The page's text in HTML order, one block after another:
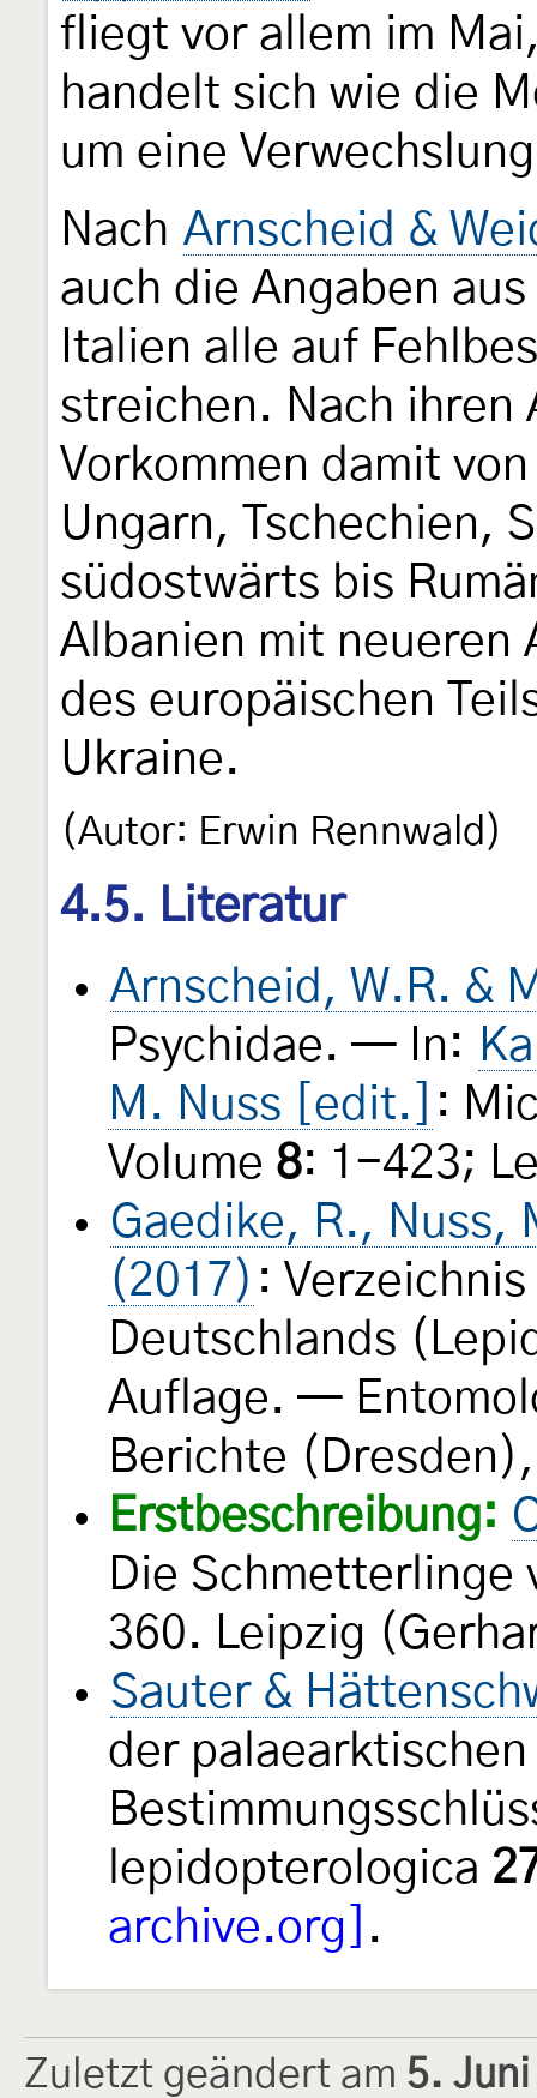
fliegt vor allem im
handelt sich wie die
um eine
Nach Arnscheid &
auch die Angaben
Italien alle auf
streichen. Nach ihren
Vorkommen damit
Ungarn, Tschechien,
südostwärts bis
Albanien mit neueren
des europäischen
Ukraine.
(Autor: Erwin Rennwald)
4.5. Literatur
Arnscheid, W.R. &
Psychidae. — In:
M. Nuss [edit.]
:
Volume 8: 1-423;
Gaedike, R., Nuss,
(2017) :
Deutschlands
Auflage. —
Berichte
Erstbeschreibung:
Die Schmetterlinge
360. Leipzig
Sauter &
der
lepidopterologica
archive.org]
.
Zuletzt geändert am 5.